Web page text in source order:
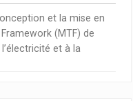
et la mise en
(MTF) de
et à la